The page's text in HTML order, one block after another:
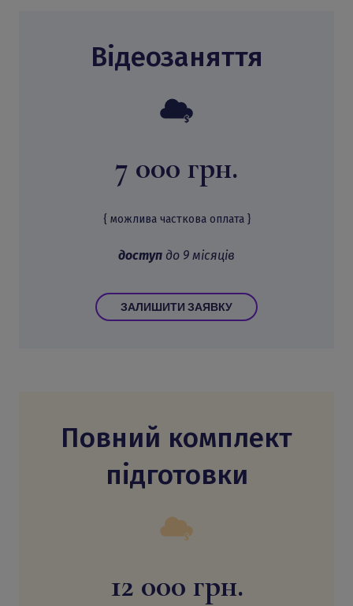
Відеозаняття
7 000 грн.
{ можлива часткова оплата }
доступ до 9 місяців
ЗАЛИШИТИ ЗАЯВКУ
Повний комплект
підготовки
12 000 грн.